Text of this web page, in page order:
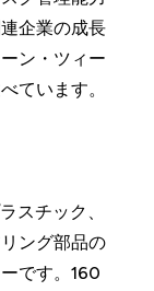
企業の成長
ン・ツィー
ています。
スチック、
ング部品の
です。160